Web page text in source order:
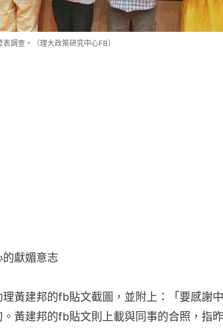
調查。（理大政策研究中心FB）
獻媚意志
黃建邦的fb貼文截圖，並附上：「要感謝
黃建邦的fb貼文則上載與同事的合照，指